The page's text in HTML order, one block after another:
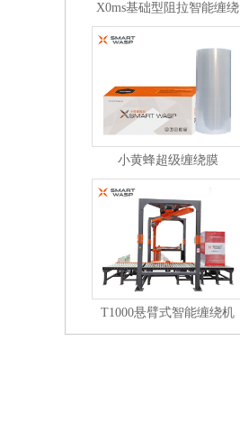
X0ms基础型阻拉智能缠绕
机
小黄蜂超级缠绕膜
T1000悬臂式智能缠绕机